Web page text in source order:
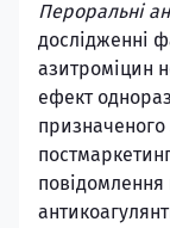
Пероральні
дослідженні
азитроміцин
ефект